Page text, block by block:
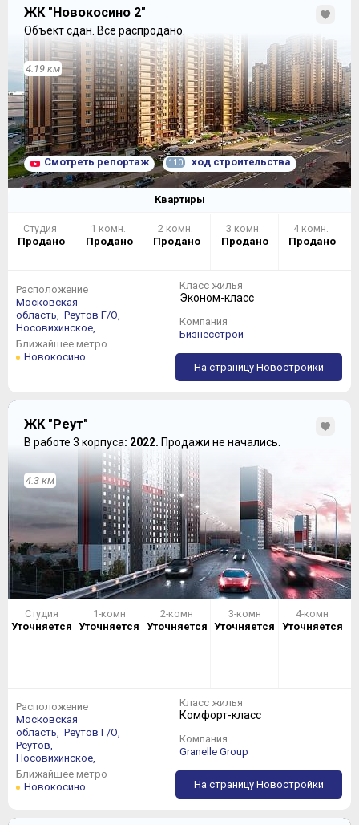
ЖК "Новокосино 2"
Объект сдан. Всё распродано.
4.19 км
Смотреть репортаж 110 ход строительства
Квартиры
Студия
Продано
1 комн.
Продано
2 комн.
Продано
3 комн.
Продано
4 комн.
Продано
Расположение
Московская
область,
Реутов Г/О,
Носовихинское,
Ближайшее метро
Новокосино
Класс жилья
Эконом-класс
Компания
Бизнесстрой
На страницу Новостройки
ЖК "Реут"
В работе 3 корпуса: 2022. Продажи не начались.
4.3 км
Студия
Уточняется
1-комн
Уточняется
2-комн
Уточняется
3-комн
Уточняется
4-комн
Уточняется
Расположение
Московская
область,
Реутов Г/О,
Реутов,
Носовихинское,
Ближайшее метро
Новокосино
Класс жилья
Комфорт-класс
Компания
Granelle Group
На страницу Новостройки